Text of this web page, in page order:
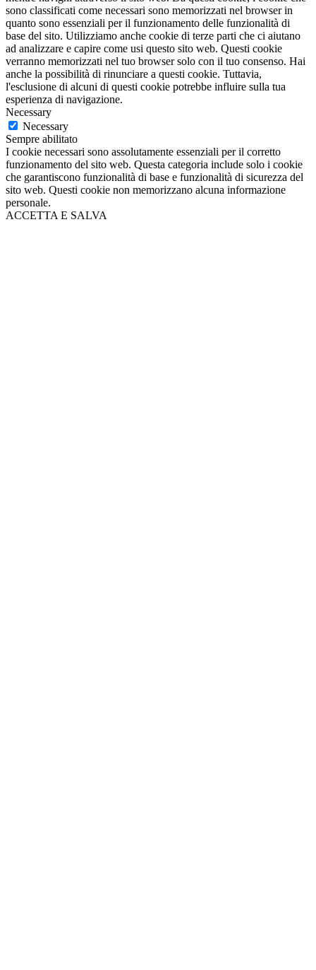
sono classificati come necessari sono memorizzati nel browser in
quanto sono essenziali per il funzionamento delle funzionalità di
base del sito. Utilizziamo anche cookie di terze parti che ci aiutano
ad analizzare e capire come usi questo sito web. Questi cookie
verranno memorizzati nel tuo browser solo con il tuo consenso. Hai
anche la possibilità di rinunciare a questi cookie. Tuttavia,
l'esclusione di alcuni di questi cookie potrebbe influire sulla tua
esperienza di navigazione.
Necessary
Necessary
Sempre abilitato
I cookie necessari sono assolutamente essenziali per il corretto
funzionamento del sito web. Questa categoria include solo i cookie
che garantiscono funzionalità di base e funzionalità di sicurezza del
sito web. Questi cookie non memorizzano alcuna informazione
personale.
ACCETTA E SALVA